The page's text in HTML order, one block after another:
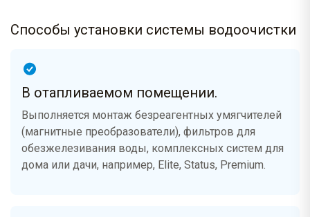
2.1.4.1116-02.
Способы установки системы водоочистки
В отапливаемом помещении.
Выполняется монтаж безреагентных умягчителей
(магнитные преобразователи), фильтров для
обезжелезивания воды, комплексных систем для
дома или дачи, например, Elite, Status, Premium.